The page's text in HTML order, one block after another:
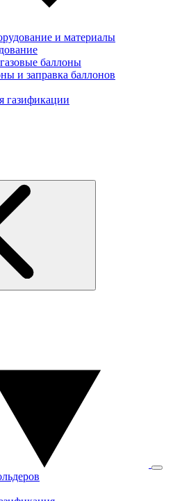
и материалы
баллоны
и заправка баллонов
газификации